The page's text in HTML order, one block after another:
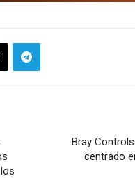
Bray
centrado